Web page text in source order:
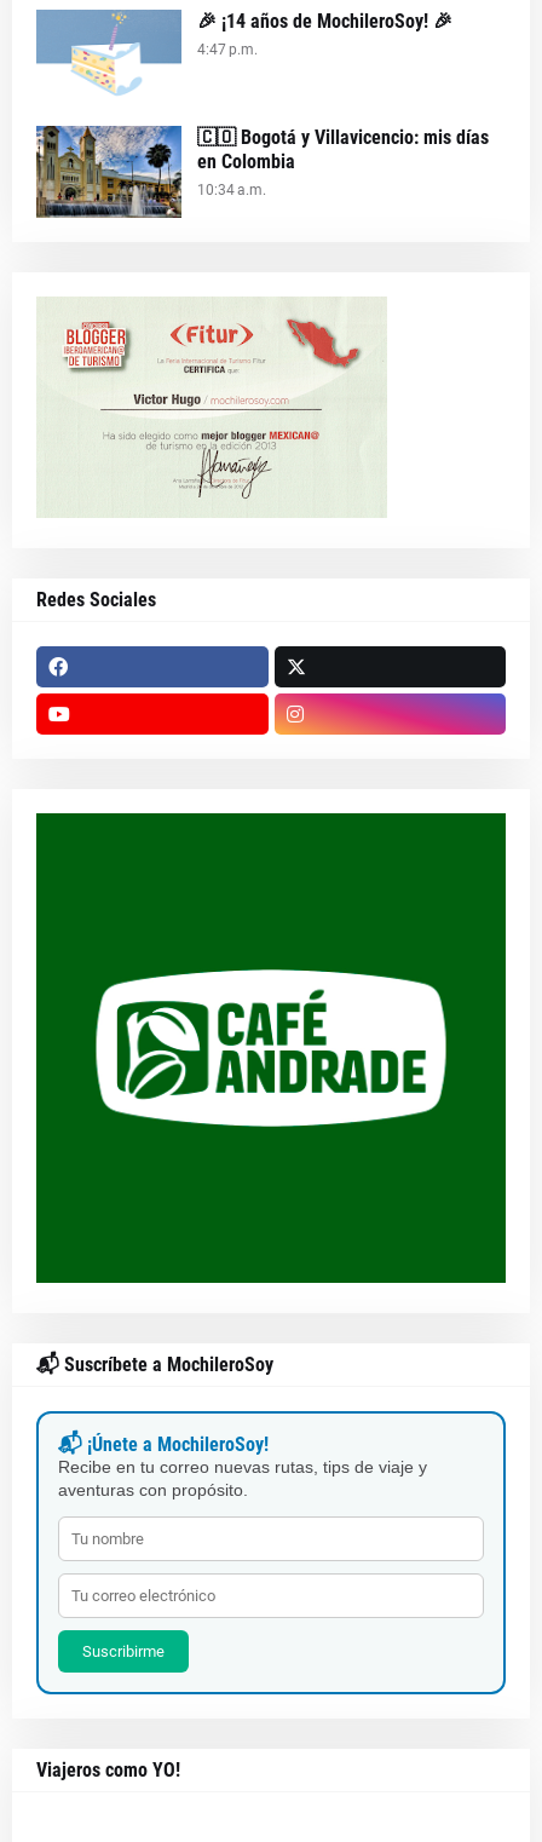
🎉 ¡14 años de MochileroSoy! 🎉
4:47 p.m.
🇨🇴 Bogotá y Villavicencio: mis días
en Colombia
10:34 a.m.
Redes Sociales
📬 Suscríbete a MochileroSoy
📬 ¡Únete a MochileroSoy!
Recibe en tu correo nuevas rutas, tips de viaje y
aventuras con propósito.
Suscribirme
Viajeros como YO!